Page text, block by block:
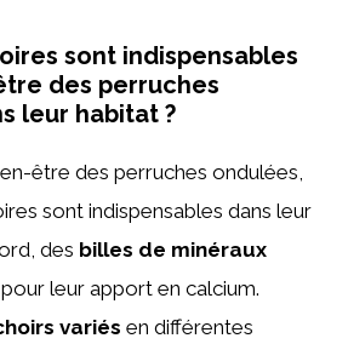
sont indispensables
des perruches
leur habitat ?
être des perruches ondulées,
sont indispensables dans leur
des billes de minéraux
leur apport en calcium.
variés en différentes